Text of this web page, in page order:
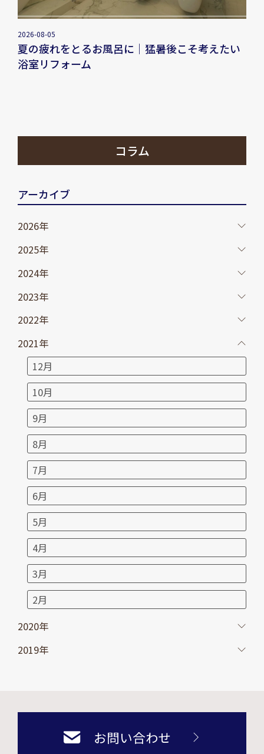
2026-08-05
夏の疲れをとるお風呂に｜猛暑後こそ考えたい
浴室リフォーム
コラム
アーカイブ
2026年
2025年
2024年
2023年
2022年
2021年
12月
10月
9月
8月
7月
6月
5月
4月
3月
2月
2020年
2019年
お問い合わせ